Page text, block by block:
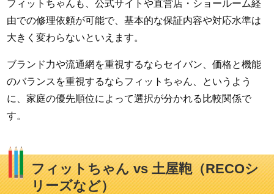
フィットちゃんも、公式サイトや直営店・ショールーム経
由での修理依頼が可能で、基本的な保証内容や対応水準は
大きく変わらないといえます。
ブランド力や流通網を重視するならセイバン、価格と機能
のバランスを重視するならフィットちゃん、というよう
に、家庭の優先順位によって選択が分かれる比較関係で
す。
フィットちゃん vs 土屋鞄（RECOシ
リーズなど）